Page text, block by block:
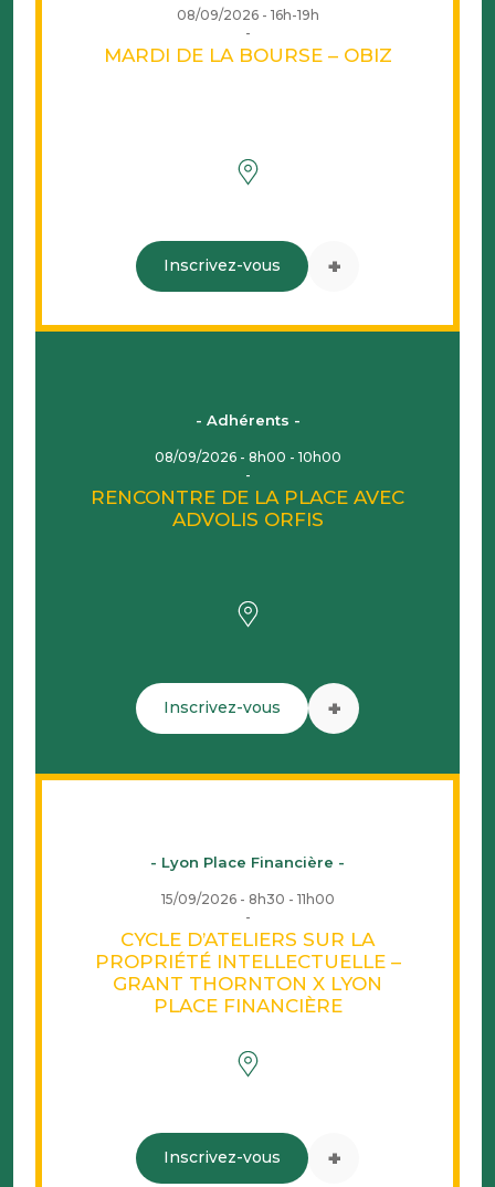
08/09/2026 - 16h-19h
MARDI DE LA BOURSE – OBIZ
Inscrivez-vous +
- Adhérents -
08/09/2026 - 8h00 - 10h00
RENCONTRE DE LA PLACE AVEC
ADVOLIS ORFIS
Inscrivez-vous +
- Lyon Place Financière -
15/09/2026 - 8h30 - 11h00
CYCLE D’ATELIERS SUR LA
PROPRIÉTÉ INTELLECTUELLE –
GRANT THORNTON X LYON
PLACE FINANCIÈRE
Inscrivez-vous +